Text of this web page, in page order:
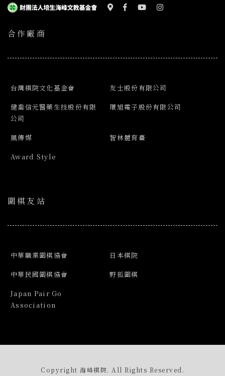
合作廠商
台灣棋院文化基金會
友士股份有限公司
健喬信元醫藥生技股份有限
公司
環旭電子股份有限公司
風傳媒
智林體育臺
Award Style
圍棋友站
中華職業圍棋協會
日本棋院
中華民國圍棋協會
野狐圍棋
Japan Pair Go
Association
Copyright 海峰棋院. All Rights Reserved.